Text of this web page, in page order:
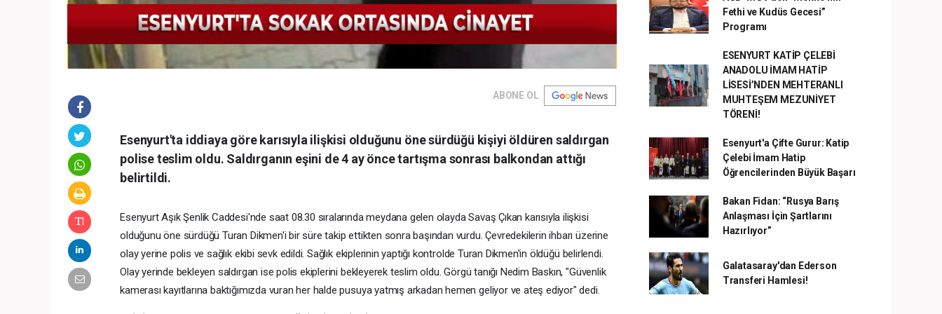
ABONE OL
Esenyurt'ta iddiaya göre karısıyla ilişkisi olduğunu öne sürdüğü kişiyi öldüren saldırgan
polise teslim oldu. Saldırganın eşini de 4 ay önce tartışma sonrası balkondan attığı
belirtildi.
Esenyurt Aşık Şenlik Caddesi'nde saat 08.30 sıralarında meydana gelen olayda Savaş Çıkan karısıyla ilişkisi
olduğunu öne sürdüğü Turan Dikmen'i bir süre takip ettikten sonra başından vurdu. Çevredekilerin ihbarı üzerine
olay yerine polis ve sağlık ekibi sevk edildi. Sağlık ekiplerinin yaptığı kontrolde Turan Dikmen'in öldüğü belirlendi.
Olay yerinde bekleyen saldırgan ise polis ekiplerini bekleyerek teslim oldu. Görgü tanığı Nedim Baskın, "Güvenlik
kamerası kayıtlarına baktığımızda vuran her halde pusuya yatmış arkadan hemen geliyor ve ateş ediyor" dedi.
Fethi ve Kudüs Gecesi”
Programı
ESENYURT KATİP ÇELEBİ
ANADOLU İMAM HATİP
LİSESİ’NDEN MEHTERANLI
MUHTEŞEM MEZUNİYET
TÖRENİ!
Esenyurt'a Çifte Gurur: Katip
Çelebi İmam Hatip
Öğrencilerinden Büyük Başarı
Bakan Fidan: “Rusya Barış
Anlaşması İçin Şartlarını
Hazırlıyor”
Galatasaray'dan Ederson
Transferi Hamlesi!